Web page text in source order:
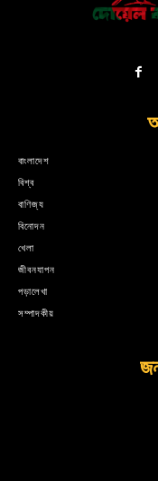
বাংলাদেশ
বিশ্ব
বাণিজ্য
বিনোদন
খেলা
জীবনযাপন
পড়ালেখা
সম্পাদকীয়